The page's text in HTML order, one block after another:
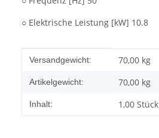
○ Elektrische Leistung [kW] 10.8
Produkteigenschaft
Wert
Versandgewicht: 70,00 kg
Artikelgewicht: 70,00 kg
Inhalt: 1,00 Stück